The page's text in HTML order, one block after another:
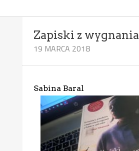
Zapiski z wygnania
19 MARCA 2018
Sabina Baral